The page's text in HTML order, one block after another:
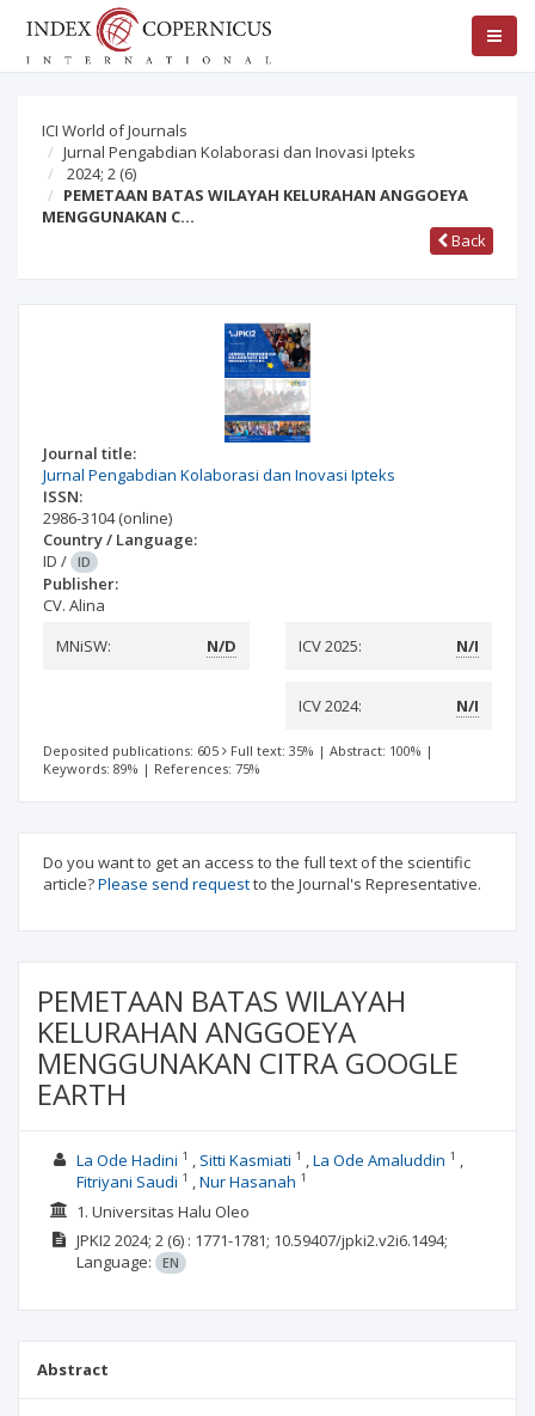
ICI World of Journals
Jurnal Pengabdian Kolaborasi dan Inovasi Ipteks
2024; 2 (6)
PEMETAAN BATAS WILAYAH KELURAHAN ANGGOEYA
MENGGUNAKAN C…
Back
Journal title:
Jurnal Pengabdian Kolaborasi dan Inovasi Ipteks
ISSN:
2986-3104(online)
Country / Language:
ID / ID
Publisher:
CV. Alina
MNiSW:
N/D ICV 2025: N/I
ICV 2024: N/I
Deposited publications: 605 Full text: 35% | Abstract: 100% |
Keywords: 89% | References: 75%
Do you want to get an access to the full text of the scientific
article?Please send requestto the Journal's Representative.
PEMETAAN BATAS WILAYAH
KELURAHAN ANGGOEYA
MENGGUNAKAN CITRA GOOGLE
EARTH
La Ode Hadini 1 Sitti Kasmiati 1 La Ode Amaluddin 1
Fitriyani Saudi 1 Nur Hasanah 1
1. Universitas Halu Oleo
JPKI22024; 2(6) : 1771-1781; 10.59407/jpki2.v2i6.1494;
Language:
EN
Abstract